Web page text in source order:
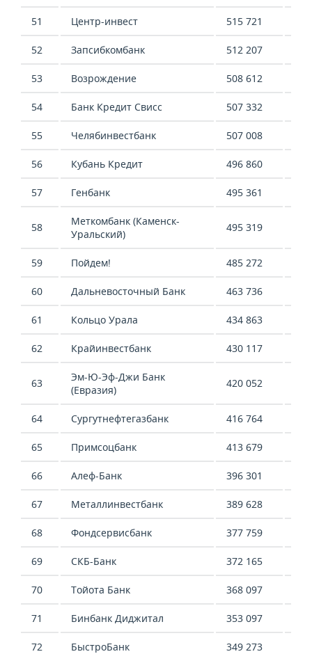
51 Центр-инвест 515 721
52 Запсибкомбанк 512 207
53 Возрождение 508 612
54 Банк Кредит Свисс 507 332
55 Челябинвестбанк 507 008
56 Кубань Кредит 496 860
57 Генбанк 495 361
58
Меткомбанк (Каменск-
Уральский)
495 319
59 Пойдем! 485 272
60 Дальневосточный Банк 463 736
61 Кольцо Урала 434 863
62 Крайинвестбанк 430 117
63
Эм-Ю-Эф-Джи Банк
(Евразия)
420 052
64 Сургутнефтегазбанк 416 764
65 Примсоцбанк 413 679
66 Алеф-Банк 396 301
67 Металлинвестбанк 389 628
68 Фондсервисбанк 377 759
69 СКБ-Банк 372 165
70 Тойота Банк 368 097
71 Бинбанк Диджитал 353 097
72 БыстроБанк 349 273